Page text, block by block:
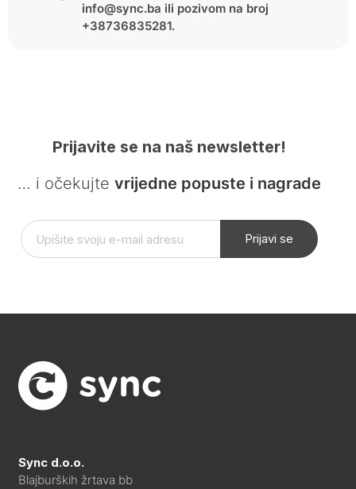
info@sync.ba ili pozivom na broj
+38736835281.
Prijavite se na naš newsletter!
… i očekujte vrijedne popuste i nagrade
Prijavi se
Sync d.o.o.
Blajburških žrtava bb